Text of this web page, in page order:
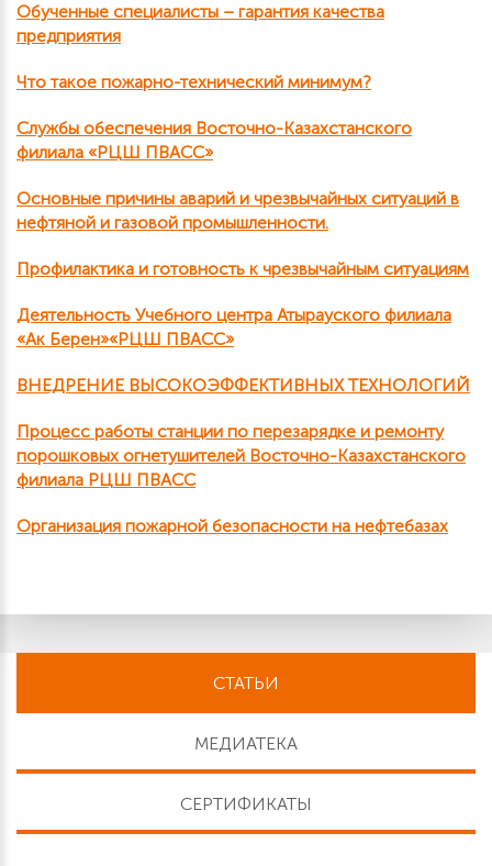
Обученные специалисты – гарантия качества
предприятия
Что такое пожарно-технический минимум?
Службы обеспечения Восточно-Казахстанского
филиала «РЦШ ПВАСС»
Основные причины аварий и чрезвычайных ситуаций в
нефтяной и газовой промышленности.
Профилактика и готовность к чрезвычайным ситуациям
Деятельность Учебного центра Атырауского филиала
«Ак Берен»«РЦШ ПВАСС»
ВНЕДРЕНИЕ ВЫСОКОЭФФЕКТИВНЫХ ТЕХНОЛОГИЙ
Процесс работы станции по перезарядке и ремонту
порошковых огнетушителей Восточно-Казахстанского
филиала РЦШ ПВАСС
Организация пожарной безопасности на нефтебазах
СТАТЬИ
МЕДИАТЕКА
СЕРТИФИКАТЫ